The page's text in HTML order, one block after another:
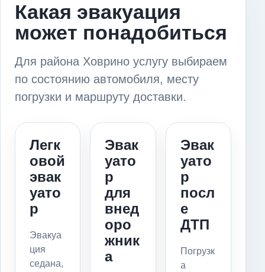
Какая эвакуация
может понадобиться
Для района Ховрино услугу выбираем
по состоянию автомобиля, месту
погрузки и маршруту доставки.
Легк
овой
эвак
уато
р
Эвакуа
ция
седана,
Эвак
уато
р
для
внед
оро
жник
а
Эвак
уато
р
посл
е
ДТП
Погрузк
а